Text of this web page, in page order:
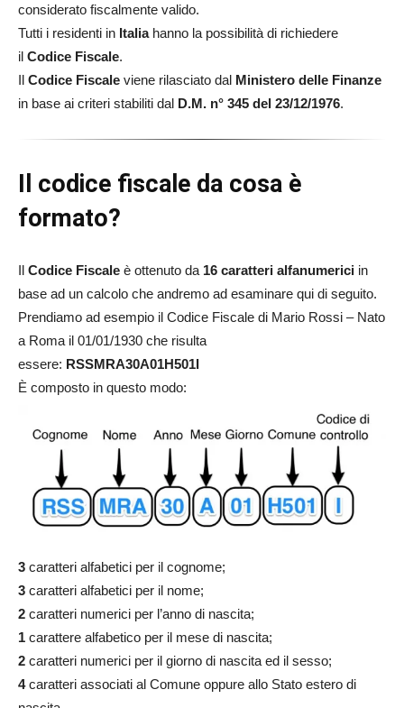
considerato fiscalmente valido.
Tutti i residenti in Italiahanno la possibilità di richiedere
il Codice Fiscale.
Il Codice Fiscale viene rilasciato dal Ministero delle Finanze
in base ai criteri stabiliti dal D.M. n° 345 del 23/12/1976.
Il codice fiscale da cosa è
formato?
Il Codice Fiscale è ottenuto da 16 caratteri alfanumerici in
base ad un calcolo che andremo ad esaminare qui di seguito.
Prendiamo ad esempio il Codice Fiscale di Mario Rossi – Nato
a Roma il 01/01/1930 che risulta
essere: RSSMRA30A01H501I
È composto in questo modo:
3 caratteri alfabetici per il cognome;
3 caratteri alfabetici per il nome;
2 caratteri numerici per l’anno di nascita;
1 carattere alfabetico per il mese di nascita;
2 caratteri numerici per il giorno di nascita ed il sesso;
4caratteri associati al Comune oppure allo Stato estero di